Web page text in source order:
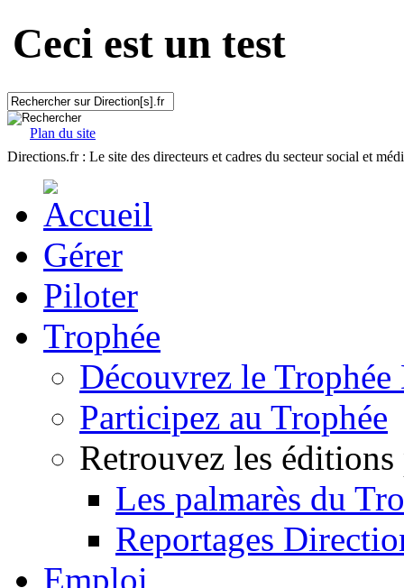
Ceci est un test
Plan du site
Directions.fr : Le site des directeurs et cadres du secteur social et
Gérer
Piloter
Trophée
Découvrez le
Participez au Trophée
Retrouvez les éditions
Les palmarès du
Reportages
Emploi